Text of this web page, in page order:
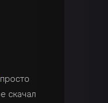
просто
скачал